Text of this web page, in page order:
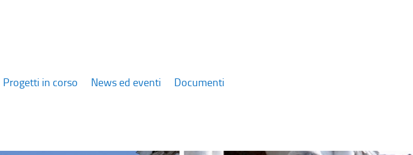
Progetti in corso News ed eventi Documenti